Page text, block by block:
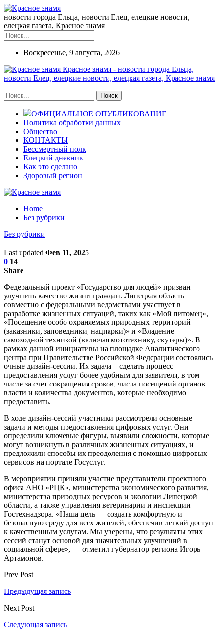
новости города Ельца, новости Елец, елецкие новости,
елецкая газета, Красное знамя
Воскресенье, 9 августа, 2026
Красное знамя - новости города Ельца,
новости Елец, елецкие новости, елецкая газета, Красное знамя
ОФИЦИАЛЬНОЕ ОПУБЛИКОВАНИЕ
Политика обработки данных
Общество
КОНТАКТЫ
Бессмертный полк
Елецкий дневник
Как это сделано
Здоровый регион
Home
Без рубрики
Без рубрики
Last updated Фев 11, 2025
0 14
Share
Федеральный проект «Государство для людей» призван
улучшить качество жизни граждан. Липецкая область
совместно с федеральными ведомствами участвует в
разработке жизненных ситуаций, таких как «Мой питомец»,
«Посещение особо охраняемых природных территорий
(заказники, заповедники, нацпарки)» и «Владение
самоходной техникой (включая мототехнику, скутеры)». В
рамках данной инициативы на площадке Аналитического
центра при Правительстве Российской Федерации состоялись
очные дизайн-сессии. Их задача – сделать процесс
предоставления услуг более удобным для заявителя, в том
числе за счет сокращения сроков, числа посещений органов
власти и количества документов, которые необходимо
предоставить.
В ходе дизайн-сессий участники рассмотрели основные
задачи и методы предоставления цифровых услуг. Они
определили ключевые фигуры, выявили сложности, которые
могут возникнуть в различных жизненных ситуациях, и
предложили способы их преодоления с помощью цифровых
сервисов на портале Госуслуг.
В мероприятии приняли участие представители проектного
офиса АНО «РЦК», министерства экономического развития,
министерства природных ресурсов и экологии Липецкой
области, а также управления ветеринарии и инспекции
Гостехнадзора. «Наша цель — создать комфортную и
безопасную среду для всех жителей, обеспечив легкий доступ
к качественным услугам. Мы уверены, что результаты этих
сессий станут основой для значительных улучшений в
социальной сфере», — отметил губернатор региона Игорь
Артамонов.
Prev Post
Предыдущая запись
Next Post
Следующая запись